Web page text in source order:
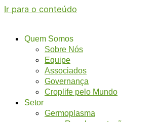
Ir para o conteúdo
Quem Somos
Sobre Nós
Equipe
Associados
Governança
Croplife pelo Mundo
Setor
Germoplasma